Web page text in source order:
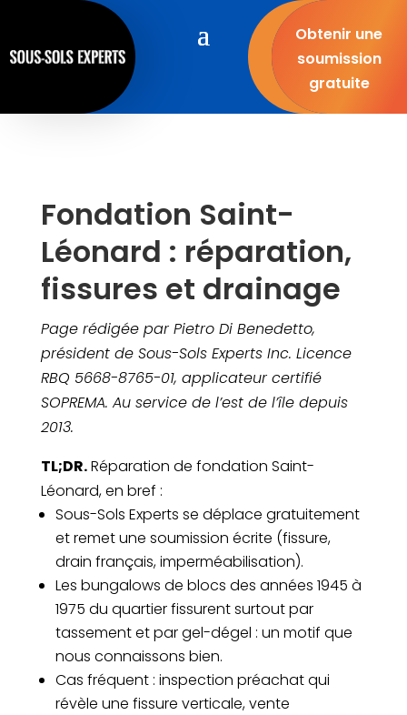
Obtenir une
soumission
gratuite
Fondation Saint-
Léonard : réparation,
fissures et drainage
Page rédigée par Pietro Di Benedetto,
président de Sous-Sols Experts Inc. Licence
RBQ 5668-8765-01, applicateur certifié
SOPREMA. Au service de l’est de l’île depuis
2013.
TL;DR.Réparation de fondation Saint-
Léonard, en bref :
Sous-Sols Experts se déplace gratuitement
et remet une soumission écrite (fissure,
drain français, imperméabilisation).
Les bungalows de blocs des années 1945 à
1975 du quartier fissurent surtout par
tassement et par gel-dégel : un motif que
nous connaissons bien.
Cas fréquent : inspection préachat qui
révèle une fissure verticale, vente